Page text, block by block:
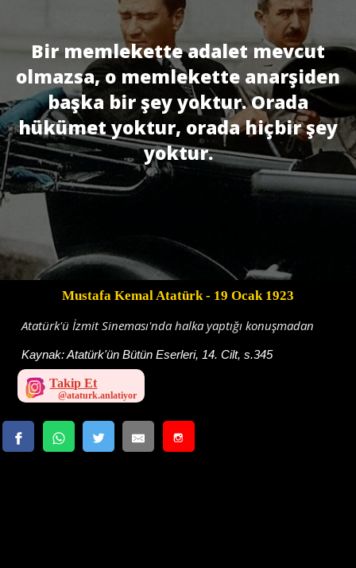
Bir memlekette adalet mevcut
olmazsa, o memlekette anarşiden
başka bir şey yoktur. Orada
hükümet yoktur, orada hiçbir şey
yoktur.
Mustafa Kemal Atatürk- 19 Ocak 1923
Atatürk'ü İzmit Sineması'nda halka yaptığı konuşmadan
Kaynak:Atatürk'ün Bütün Eserleri, 14. Cilt, s.345
Takip Et